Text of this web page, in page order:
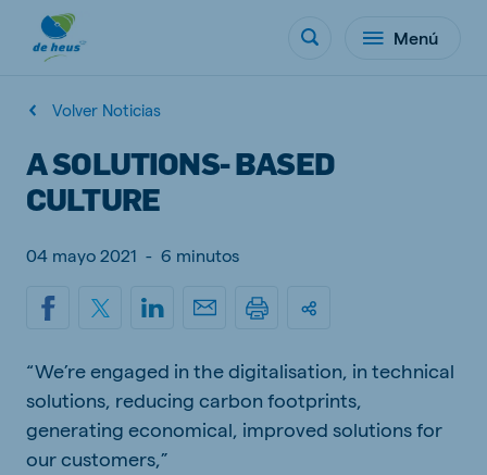
Menú
Volver Noticias
A SOLUTIONS- BASED
CULTURE
04 mayo 2021 - 6 minutos
“We’re engaged in the digitalisation, in technical
solutions, reducing carbon footprints,
generating economical, improved solutions for
our customers,”